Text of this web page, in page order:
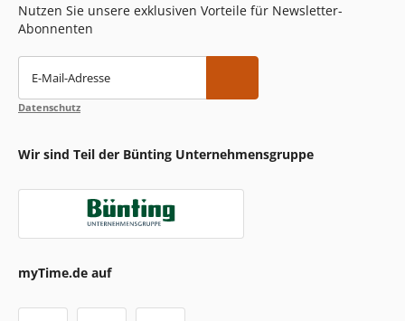
Nutzen Sie unsere exklusiven Vorteile für Newsletter-
Abonnenten
E-Mail-Adresse
Datenschutz
Wir sind Teil der Bünting Unternehmensgruppe
myTime.de auf